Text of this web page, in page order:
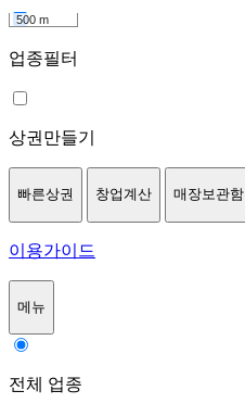
500 m
업종필터
상권만들기
빠른상권 창업계산 매장보관함
이용가이드
메뉴
전체 업종